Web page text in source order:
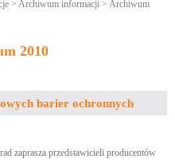
> Archiwum informacji > Archiwum
2010
barier ochronnych
zaprasza przedstawicieli producentów